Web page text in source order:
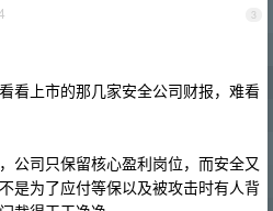
3
看上市的那几家安全公司财报，难看
公司只保留核心盈利岗位，而安全又
是为了应付等保以及被攻击时有人背